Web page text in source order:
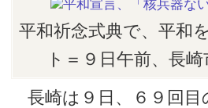
平和祈念式典で、平和
ト＝９日午前、長
長崎は９日、６９回目